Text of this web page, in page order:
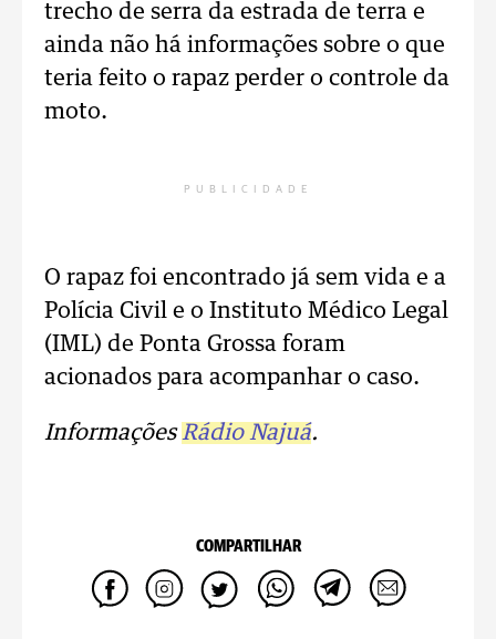
trecho de serra da estrada de terra e
ainda não há informações sobre o que
teria feito o rapaz perder o controle da
moto.
PUBLICIDADE
O rapaz foi encontrado já sem vida e a
Polícia Civil e o Instituto Médico Legal
(IML) de Ponta Grossa foram
acionados para acompanhar o caso.
InformaçõesRádio Najuá.
COMPARTILHAR